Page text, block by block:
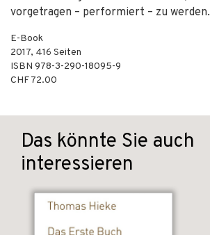
vorgetragen – performiert – zu werden.
E-Book
2017, 416 Seiten
ISBN 978-3-290-18095-9
CHF 72.00
Das könnte Sie auch
interessieren